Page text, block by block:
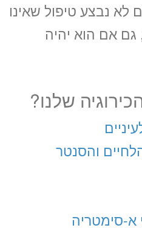
נבצע טיפול שאינו
אם הוא יהיה
שלנו?
והסנטר
א-סימטריה